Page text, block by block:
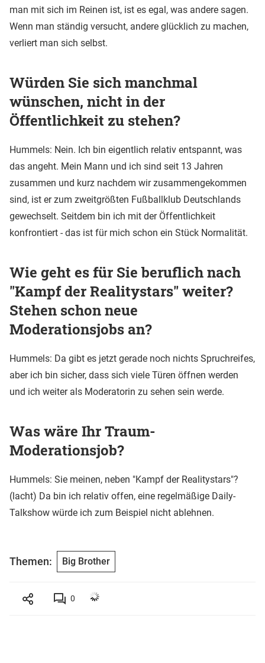
man mit sich im Reinen ist, ist es egal, was andere sagen.
Wenn man ständig versucht, andere glücklich zu machen,
verliert man sich selbst.
Würden Sie sich manchmal
wünschen, nicht in der
Öffentlichkeit zu stehen?
Hummels: Nein. Ich bin eigentlich relativ entspannt, was
das angeht. Mein Mann und ich sind seit 13 Jahren
zusammen und kurz nachdem wir zusammengekommen
sind, ist er zum zweitgrößten Fußballklub Deutschlands
gewechselt. Seitdem bin ich mit der Öffentlichkeit
konfrontiert - das ist für mich schon ein Stück Normalität.
Wie geht es für Sie beruflich nach
"Kampf der Realitystars" weiter?
Stehen schon neue
Moderationsjobs an?
Hummels: Da gibt es jetzt gerade noch nichts Spruchreifes,
aber ich bin sicher, dass sich viele Türen öffnen werden
und ich weiter als Moderatorin zu sehen sein werde.
Was wäre Ihr Traum-
Moderationsjob?
Hummels: Sie meinen, neben "Kampf der Realitystars"?
(lacht) Da bin ich relativ offen, eine regelmäßige Daily-
Talkshow würde ich zum Beispiel nicht ablehnen.
Themen: Big Brother
0